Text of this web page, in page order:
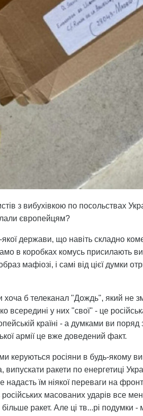
з вибухівкою по посольствах
європейцям?
якої держави, що навіть складно
в коробках комусь присилають
мафіозі, і самі від цієї думки
хоча б телеканал "Дождь", який не
всередині у них "свої" - це
країні - а думками ви поряд
армії це вже доведений факт.
керуються росіяни в будь-якому
ракети по енергетиці
надасть їм ніякої переваги на
масованих ударів все
ракет. Але ці тв...рі подумки -